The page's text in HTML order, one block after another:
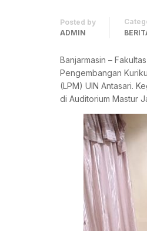
Posted by
ADMIN
Banjarmasin –
Pengembangan
(LPM) UIN Antasari.
di Auditorium Mastur